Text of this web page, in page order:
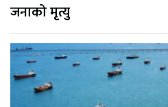
जनाको मृत्यु